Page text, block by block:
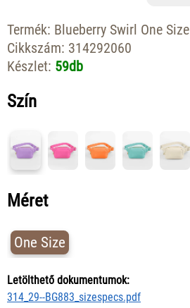
Termék: Blueberry Swirl One Size
Cikkszám: 314292060
Készlet: 59db
Szín
Méret
One Size
Letölthető dokumentumok:
314_29--BG883_sizespecs.pdf